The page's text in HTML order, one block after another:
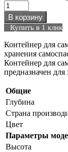
В корзину
Купить в 1 клик
Контейнер для
хранения
Контейнер для
предназначен для
Общие
Глубина
Страна
Цвет
Параметры
Высота